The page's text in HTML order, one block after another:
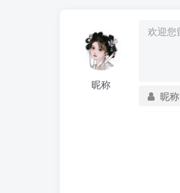
昵称
昵称